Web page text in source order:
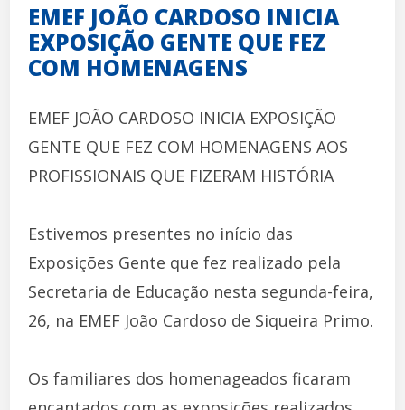
EMEF JOÃO CARDOSO INICIA
EXPOSIÇÃO GENTE QUE FEZ
COM HOMENAGENS
EMEF JOÃO CARDOSO INICIA EXPOSIÇÃO
GENTE QUE FEZ COM HOMENAGENS AOS
PROFISSIONAIS QUE FIZERAM HISTÓRIA
Estivemos presentes no início das
Exposições Gente que fez realizado pela
Secretaria de Educação nesta segunda-feira,
26, na EMEF João Cardoso de Siqueira Primo.
Os familiares dos homenageados ficaram